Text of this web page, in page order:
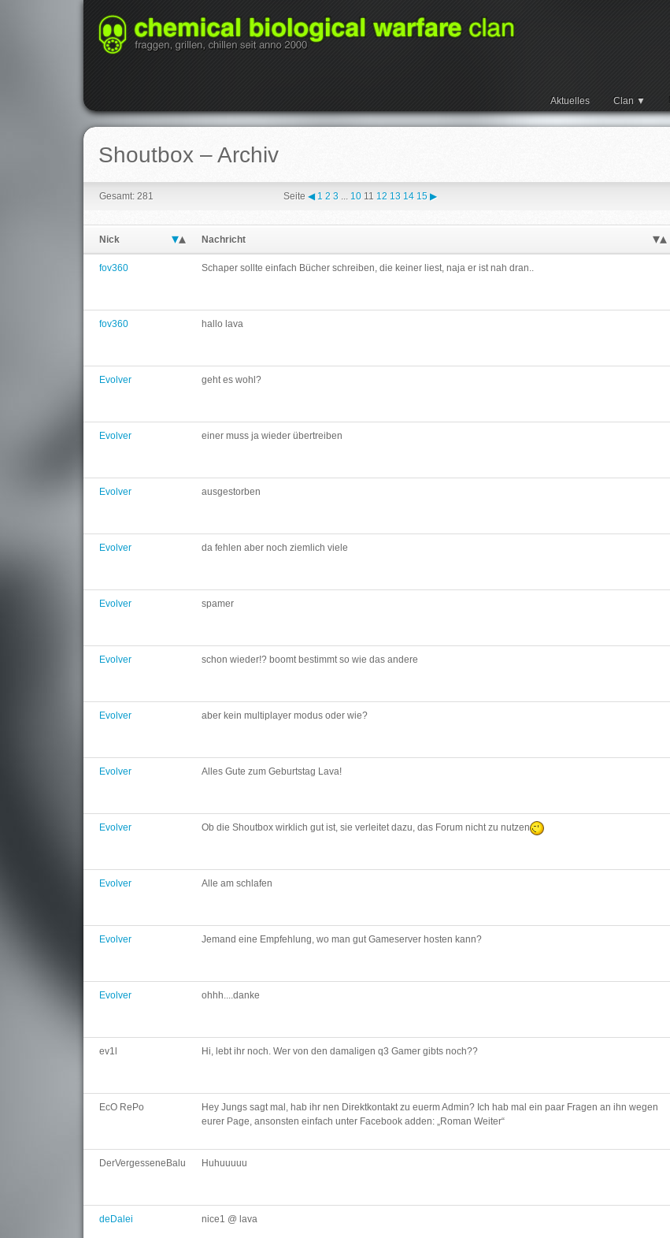
Aktuelles Clan
Shoutbox – Archiv
Gesamt: 281 Seite ◀ 1 2 3 ... 10 11 12 13 14 15 ▶
Nick Nachricht
fov360 Schaper sollte einfach Bücher schreiben, die keiner liest, naja er ist nah dran..
fov360 hallo lava
Evolver geht es wohl?
Evolver einer muss ja wieder übertreiben
Evolver ausgestorben
Evolver da fehlen aber noch ziemlich viele
Evolver spamer
Evolver schon wieder!? boomt bestimmt so wie das andere
Evolver aber kein multiplayer modus oder wie?
Evolver Alles Gute zum Geburtstag Lava!
Evolver Ob die Shoutbox wirklich gut ist, sie verleitet dazu, das Forum nicht zu nutzen
Evolver Alle am schlafen
Evolver Jemand eine Empfehlung, wo man gut Gameserver hosten kann?
Evolver ohhh....danke
ev1l Hi, lebt ihr noch. Wer von den damaligen q3 Gamer gibts noch??
EcO RePo
Hey Jungs sagt mal, hab ihr nen Direktkontakt zu euerm Admin? Ich hab mal ein paar Fragen an ihn wegen
eurer Page, ansonsten einfach unter Facebook adden: „Roman Weiter“
DerVergesseneBalu Huhuuuuu
deDalei nice1 @ lava